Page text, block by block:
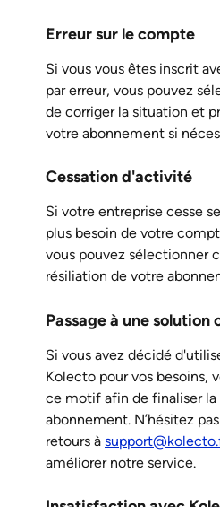
Erreur sur le compte
Si vous vous êtes inscrit
par erreur, vous pouvez
de corriger la situation et
votre abonnement si
Cessation d'activité
Si votre entreprise cesse
plus besoin de votre
vous pouvez sélectionner
résiliation de votre
Passage à une solution
Si vous avez décidé
Kolecto pour vos besoins,
ce motif afin de finaliser
abonnement. N’hésitez
retours à
améliorer notre service.